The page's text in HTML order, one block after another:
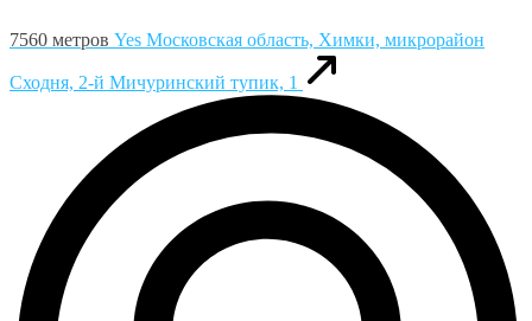
7560 метров Yes Московская область, Химки, микрорайон
Сходня, 2-й Мичуринский тупик, 1